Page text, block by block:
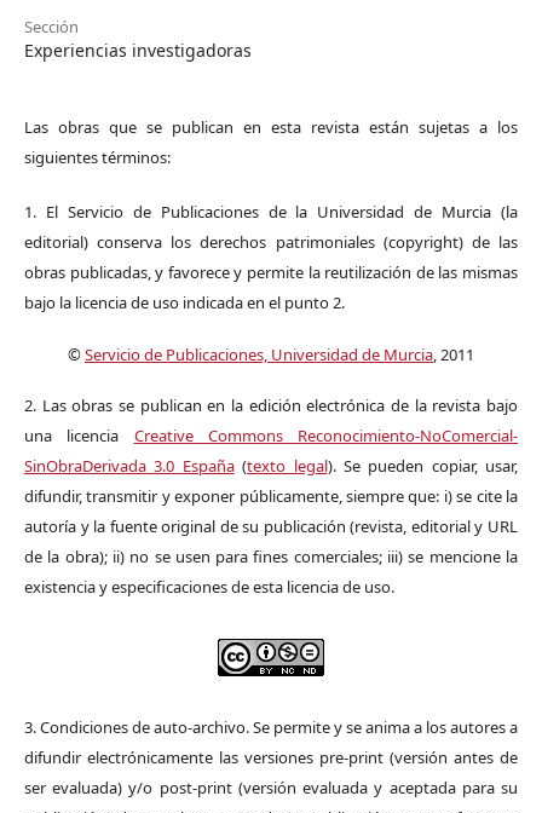
Sección
Experiencias investigadoras
Las obras que se publican en esta revista están sujetas a los
siguientes términos:
1. El Servicio de Publicaciones de la Universidad de Murcia (la
editorial) conserva los derechos patrimoniales (copyright) de las
obras publicadas, y favorece y permite la reutilización de las mismas
bajo la licencia de uso indicada en el punto 2.
©Servicio de Publicaciones, Universidad de Murcia, 2011
2. Las obras se publican en la edición electrónica de la revista bajo
una licencia Creative Commons Reconocimiento-NoComercial-
SinObraDerivada 3.0 España(texto legal). Se pueden copiar, usar,
difundir, transmitir y exponer públicamente, siempre que: i) se cite la
autoría y la fuente original de su publicación (revista, editorial y URL
de la obra); ii) no se usen para fines comerciales; iii) se mencione la
existencia y especificaciones de esta licencia de uso.
3. Condiciones de auto-archivo. Se permite y se anima a los autores a
difundir electrónicamente las versiones pre-print (versión antes de
ser evaluada) y/o post-print (versión evaluada y aceptada para su